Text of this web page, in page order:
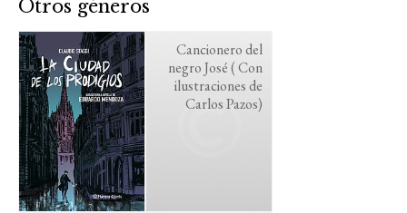
Otros géneros
Cancionero del
negro José ( Con
ilustraciones de
Carlos Pazos)